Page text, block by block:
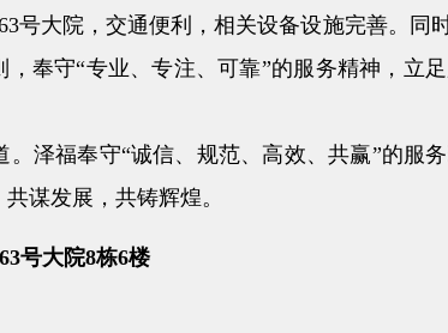
号大院，交通便利，相关设备设施完善。同
，奉守“专业、专注、可靠”的服务精神，立
泽福奉守“诚信、规范、高效、共赢”的服
谋发展，共铸辉煌。
号大院8栋6楼